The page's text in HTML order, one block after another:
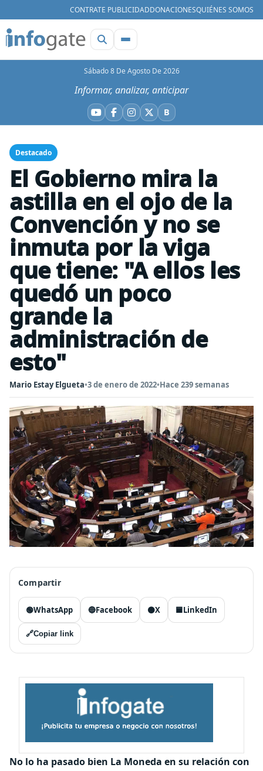
CONTRATE PUBLICIDADDONACIONESQUIÉNES SOMOS
Sábado 8 De Agosto De 2026
Informar, analizar, anticipar
YouTube
Facebook
Instagram
X BBluesky
Destacado
El Gobierno mira la
astilla en el ojo de la
Convención y no se
inmuta por la viga
que tiene: "A ellos les
quedó un poco
grande la
administración de
esto"
Mario Estay Elgueta•3 de enero de 2022•Hace 239 semanas
Compartir
🟢WhatsApp 🔵Facebook ⚫X 🟦LinkedIn
🔗Copiar link
No lo ha pasado bien La Moneda en su relación con